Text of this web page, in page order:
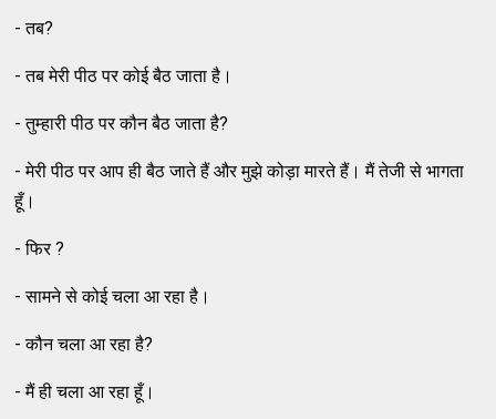
- तब?
- तब मेरी पीठ पर कोई बैठ जाता है।
- तुम्हारी पीठ पर कौन बैठ जाता है?
- मेरी पीठ पर आप ही बैठ जाते हैं और मुझे कोड़ा मारते हैं। मैं तेजी से भागता
हूँ।
- फिर ?
- सामने से कोई चला आ रहा है।
- कौन चला आ रहा है?
- मैं ही चला आ रहा हूँ।